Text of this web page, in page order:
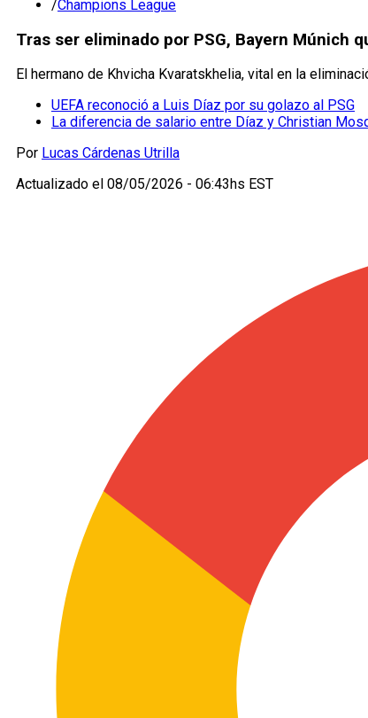
/Champions League
Tras ser eliminado por PSG, Bayern Múnich
El hermano de Khvicha Kvaratskhelia, vital en la
UEFA reconoció a Luis Díaz por su golazo al PSG
La diferencia de salario entre Díaz y Christian
Por Lucas Cárdenas Utrilla
Actualizado el 08/05/2026 - 06:43hs EST